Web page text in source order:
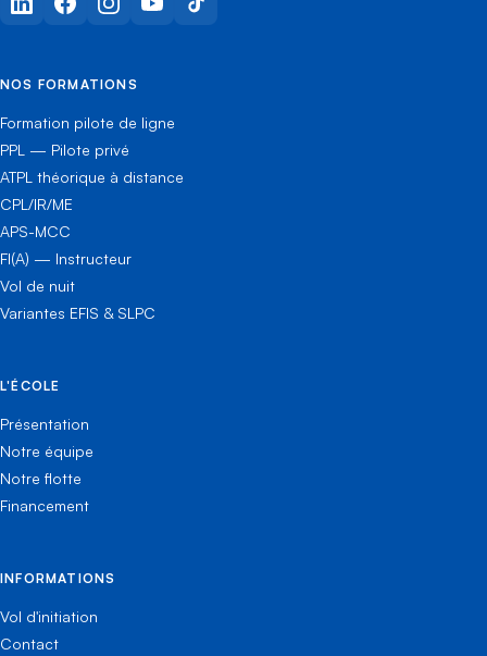
LinkedInFacebookInstagramYouTubeTikTok
NOS FORMATIONS
Formation pilote de ligne
PPL — Pilote privé
ATPL théorique à distance
CPL/IR/ME
APS-MCC
FI(A) — Instructeur
Vol de nuit
Variantes EFIS & SLPC
L'ÉCOLE
Présentation
Notre équipe
Notre flotte
Financement
INFORMATIONS
Vol d'initiation
Contact